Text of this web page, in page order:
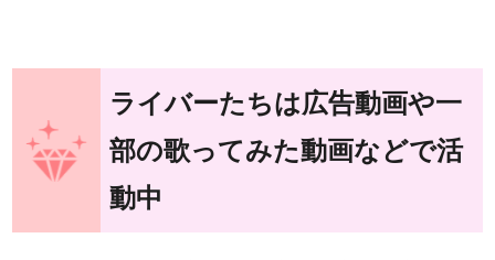
ライバーたちは広告動画や一
部の歌ってみた動画などで活
動中